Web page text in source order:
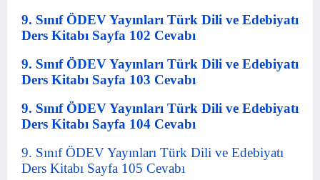
9. Sınıf ÖDEV Yayınları Türk Dili ve Edebiyatı
Ders Kitabı Sayfa 102 Cevabı
9. Sınıf ÖDEV Yayınları Türk Dili ve Edebiyatı
Ders Kitabı Sayfa 103 Cevabı
9. Sınıf ÖDEV Yayınları Türk Dili ve Edebiyatı
Ders Kitabı Sayfa 104 Cevabı
9. Sınıf ÖDEV Yayınları Türk Dili ve Edebiyatı
Ders Kitabı Sayfa 105 Cevabı